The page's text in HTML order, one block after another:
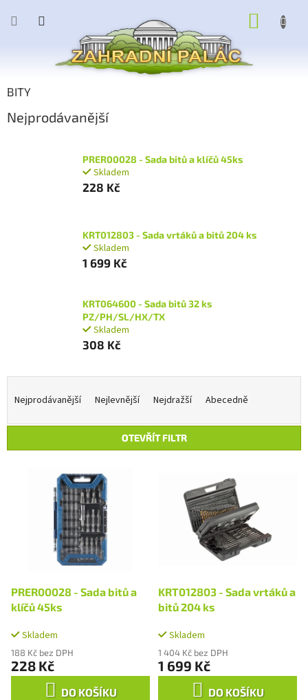
BITY
Nejprodávanější
PRER00028 - Sada bitů a klíčů 45ks
Skladem
228 Kč
KRT012803 - Sada vrtáků a bitů 204 ks
Skladem
1 699 Kč
KRT064600 - Sada bitů 32 ks
PZ/PH/SL/HX/TX
Skladem
308 Kč
e
Nejprodávanější Nejlevnější Nejdražší Abecedně
OTEVŘÍT FILTR
d
u
t
ů
PRER00028 - Sada bitů a
klíčů 45ks
Skladem
188 Kč bez DPH
228 Kč
DO KOŠÍKU
KRT012803 - Sada vrtáků a
bitů 204 ks
Skladem
1 404 Kč bez DPH
1 699 Kč
DO KOŠÍKU